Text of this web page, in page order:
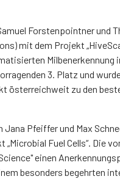
Forstenpointner und
mit dem Projekt
Milbenerkennung
3. Platz und
österreichweit zu den
Pfeiffer und Max
Fuel Cells“. Die
einen
besonders begehrten